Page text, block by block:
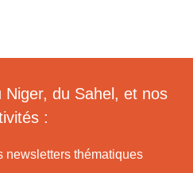
Niger, du Sahel, et nos
:
newsletters thématiques